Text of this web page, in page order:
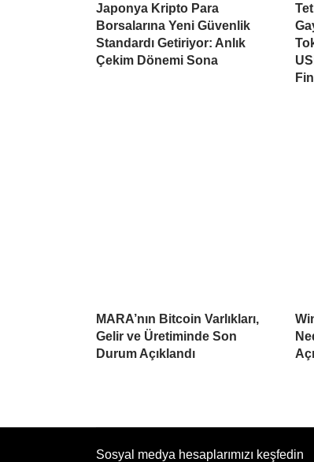
Japonya Kripto Para
Borsalarına Yeni Güvenlik
Standardı Getiriyor: Anlık
Çekim Dönemi Sona
MARA’nın Bitcoin Varlıkları,
Gelir ve Üretiminde Son
Durum Açıklandı
Sosyal medya hesaplarımızı keşfedin